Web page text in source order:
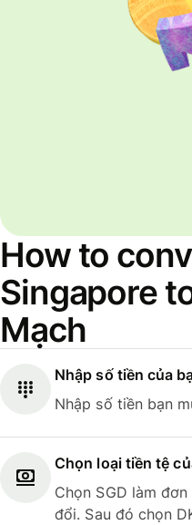
How to
Singapore
Mạch
Nhập số tiền của
Nhập số tiền bạn
Chọn loại tiền tệ
Chọn SGD làm
đổi. Sau đó chọn